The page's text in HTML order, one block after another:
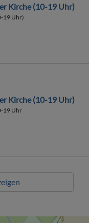
Kirche (10-19 Uhr)
19 Uhr)
Kirche (10-19 Uhr)
19 Uhr